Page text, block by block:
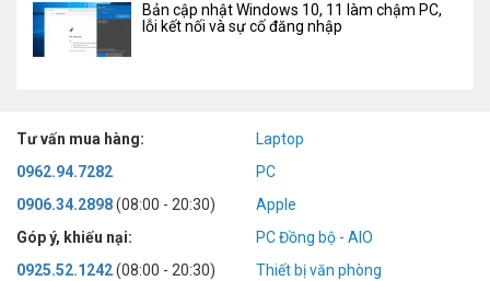
Bản cập nhật Windows 10, 11 làm chậm PC,
lỗi kết nối và sự cố đăng nhập
Tư vấn mua hàng:
0962.94.7282
0906.34.2898(08:00 - 20:30)
Góp ý, khiếu nại:
0925.52.1242(08:00 - 20:30)
Laptop
PC
Apple
PC Đồng bộ - AIO
Thiết bị văn phòng